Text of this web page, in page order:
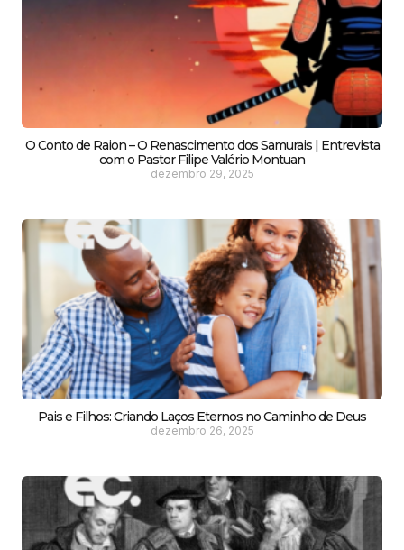
O Conto de Raion – O Renascimento dos Samurais | Entrevista
com o Pastor Filipe Valério Montuan
dezembro 29, 2025
Pais e Filhos: Criando Laços Eternos no Caminho de Deus
dezembro 26, 2025